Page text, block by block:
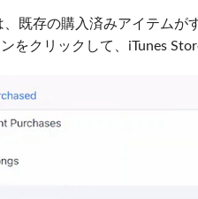
、既存の購入済みアイテム
をクリックして、iTunes